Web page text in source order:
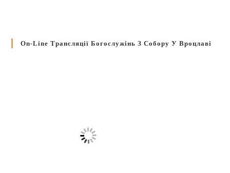
On-Line Трансляції Богослужінь З Собору У Вроцлаві